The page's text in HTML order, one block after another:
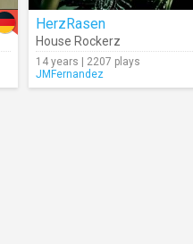
HerzRasen
House Rockerz
14 years | 2207 plays
JMFernandez